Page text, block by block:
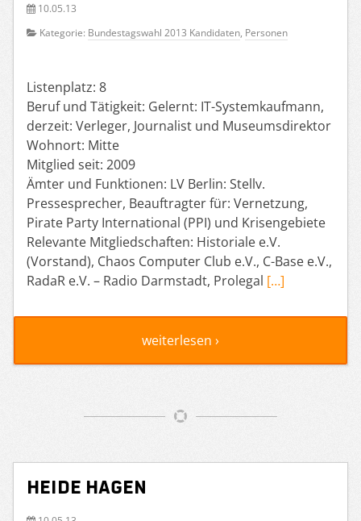
10.05.13
Kategorie: Bundestagswahl 2013 Kandidaten, Personen
Listenplatz: 8
Beruf und Tätigkeit: Gelernt: IT-Systemkaufmann,
derzeit: Verleger, Journalist und Museumsdirektor
Wohnort: Mitte
Mitglied seit: 2009
Ämter und Funktionen: LV Berlin: Stellv.
Pressesprecher, Beauftragter für: Vernetzung,
Pirate Party International (PPI) und Krisengebiete
Relevante Mitgliedschaften: Historiale e.V.
(Vorstand), Chaos Computer Club e.V., C-Base e.V.,
RadaR e.V. – Radio Darmstadt, Prolegal […]
weiterlesen ›
Heide Hagen